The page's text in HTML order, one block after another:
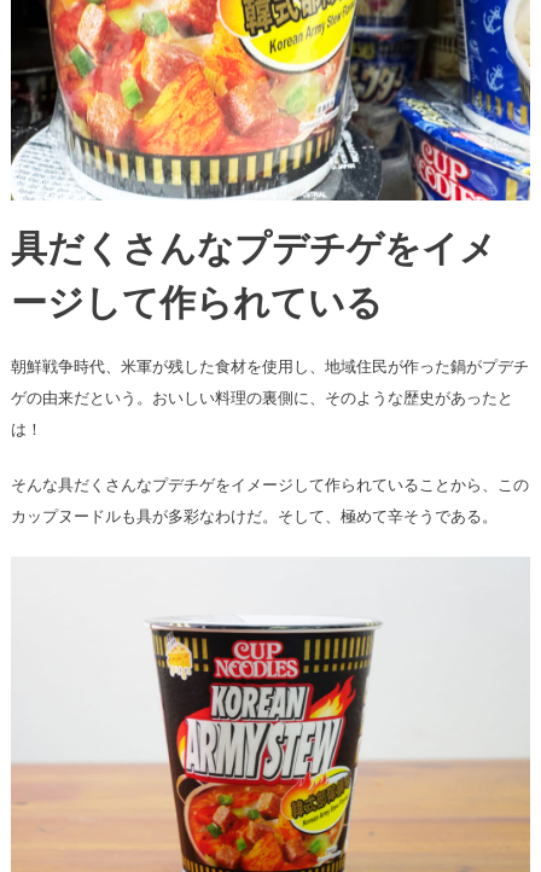
具だくさんなプデチゲをイメ
ージして作られている
朝鮮戦争時代、米軍が残した食材を使用し、地域住民が作った鍋がプデチ
ゲの由来だという。おいしい料理の裏側に、そのような歴史があったと
は！
そんな具だくさんなプデチゲをイメージして作られていることから、この
カップヌードルも具が多彩なわけだ。そして、極めて辛そうである。